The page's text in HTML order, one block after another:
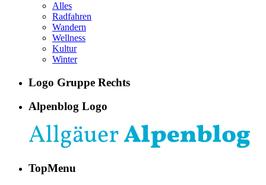
Alles
Radfahren
Wandern
Wellness
Kultur
Winter
Logo Gruppe Rechts
Alpenblog Logo
TopMenu